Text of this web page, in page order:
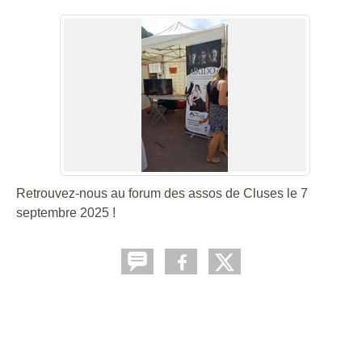
Retrouvez-nous au forum des assos de Cluses le 7
septembre 2025 !